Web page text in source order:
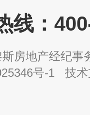
线：
房地产经纪事
号-1 技术